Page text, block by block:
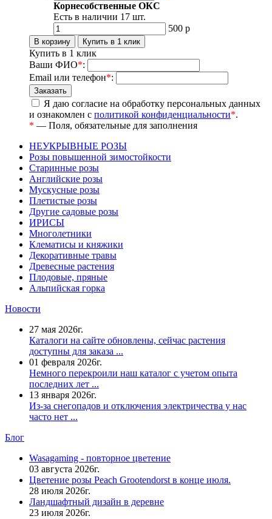
Корнесобственные ОКС
Есть в наличии 17 шт.
500 р
Купить в 1 клик
Ваши ФИО*:
Email или телефон*:
Я даю согласие на обработку персональных данных
и ознакомлен с политикой конфиденциальности*.
* — Поля, обязательные для заполнения
НЕУКРЫВНЫЕ РОЗЫ
Розы повышенной зимостойкости
Старинные розы
Английские розы
Мускусные розы
Плетистые розы
Другие садовые розы
ИРИСЫ
Многолетники
Клематисы и княжики
Декоративные травы
Древесные растения
Плодовые, пряные
Альпийская горка
Новости
27 мая 2026г.
Каталоги на сайте обновлены, сейчас растения
доступны для заказа ...
01 февраля 2026г.
Немного перекроили наш каталог с учетом опыта
последних лет ...
13 января 2026г.
Из-за снегопадов и отключения электричества у нас
часто нет ...
Блог
Wasagaming - повторное цветение
03 августа 2026г.
Цветение розы Peach Grootendorst в конце июля.
28 июля 2026г.
Ландшафтный дизайн в деревне
23 июля 2026г.